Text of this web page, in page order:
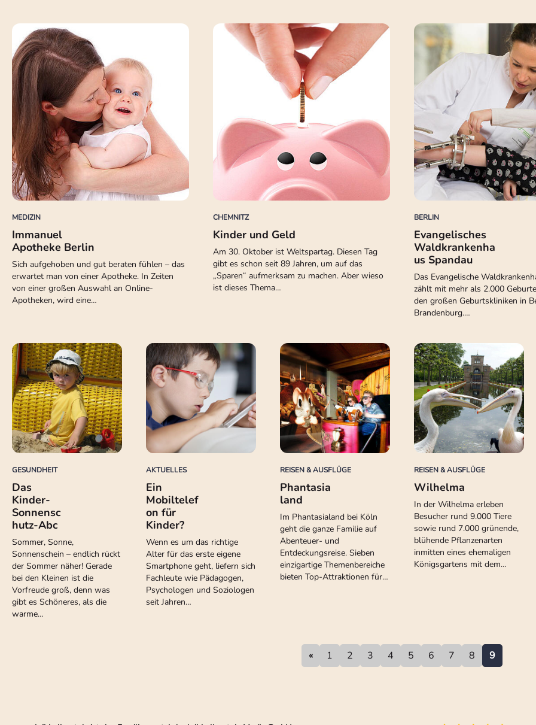
MEDIZIN
Immanuel
Apotheke Berlin
Sich aufgehoben und gut beraten fühlen – das
erwartet man von einer Apotheke. In Zeiten
von einer großen Auswahl an Online-
Apotheken, wird eine…
CHEMNITZ
Kinder und Geld
Am 30. Oktober ist Weltspartag. Diesen Tag
gibt es schon seit 89 Jahren, um auf das
„Sparen“ aufmerksam zu machen. Aber wieso
ist dieses Thema…
BERLIN
Evangelisches
Waldkrankenha
us Spandau
Das Evangelische
zählt mit mehr als 2.000
den großen Geburtskliniken in
Brandenburg.…
GESUNDHEIT
Das
Kinder-
Sonnensc
hutz-Abc
Sommer, Sonne,
Sonnenschein – endlich rückt
der Sommer näher! Gerade
bei den Kleinen ist die
Vorfreude groß, denn was
gibt es Schöneres, als die
warme…
AKTUELLES
Ein
Mobiltelef
on für
Kinder?
Wenn es um das richtige
Alter für das erste eigene
Smartphone geht, liefern sich
Fachleute wie Pädagogen,
Psychologen und Soziologen
seit Jahren…
REISEN & AUSFLÜGE
Phantasia
land
Im Phantasialand bei Köln
geht die ganze Familie auf
Abenteuer- und
Entdeckungsreise. Sieben
einzigartige Themenbereiche
bieten Top-Attraktionen für…
REISEN & AUSFLÜGE
Wilhelma
In der Wilhelma erleben
Besucher rund 9.000 Tiere
sowie rund 7.000 grünende,
blühende Pflanzenarten
inmitten eines ehemaligen
Königsgartens mit dem…
1 2 3 4 5 6 7 8 9